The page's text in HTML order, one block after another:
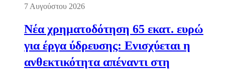
7 Αυγούστου 2026
Νέα χρηματοδότηση 65 εκατ. ευρώ
για έργα ύδρευσης: Ενισχύεται η
ανθεκτικότητα απέναντι στη